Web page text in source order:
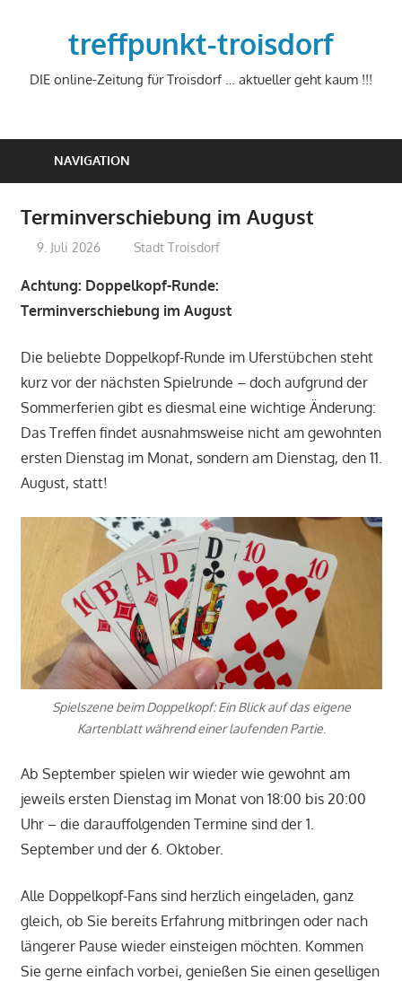
treffpunkt-troisdorf
DIE online-Zeitung für Troisdorf … aktueller geht kaum !!!
NAVIGATION
Terminverschiebung im August
9. Juli 2026 treffpunkt
Stadt Troisdorf
Achtung: Doppelkopf-Runde:
Terminverschiebung im August
Die beliebte Doppelkopf-Runde im Uferstübchen steht
kurz vor der nächsten Spielrunde – doch aufgrund der
Sommerferien gibt es diesmal eine wichtige Änderung:
Das Treffen findet ausnahmsweise nicht am gewohnten
ersten Dienstag im Monat, sondern am Dienstag, den 11.
August, statt!
Spielszene beim Doppelkopf: Ein Blick auf das eigene
Kartenblatt während einer laufenden Partie.
Ab September spielen wir wieder wie gewohnt am
jeweils ersten Dienstag im Monat von 18:00 bis 20:00
Uhr – die darauffolgenden Termine sind der 1.
September und der 6. Oktober.
Alle Doppelkopf-Fans sind herzlich eingeladen, ganz
gleich, ob Sie bereits Erfahrung mitbringen oder nach
längerer Pause wieder einsteigen möchten. Kommen
Sie gerne einfach vorbei, genießen Sie einen geselligen